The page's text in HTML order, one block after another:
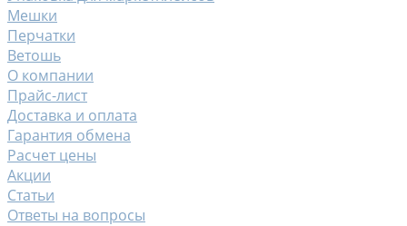
Мешки
Перчатки
Ветошь
О компании
Прайс-лист
Доставка и оплата
Гарантия обмена
Расчет цены
Акции
Статьи
Ответы на вопросы